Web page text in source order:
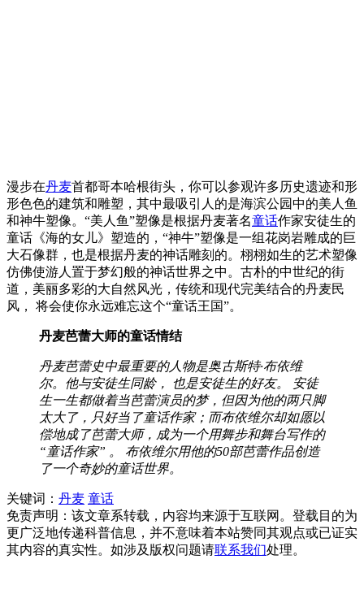
漫步在丹麦首都哥本哈根街头，你可以参观许多历史遗迹和形
形色色的建筑和雕塑，其中最吸引人的是海滨公园中的美人鱼
和神牛塑像。“美人鱼”塑像是根据丹麦著名童话作家安徒生的
童话《海的女儿》塑造的，“神牛”塑像是一组花岗岩雕成的巨
大石像群，也是根据丹麦的神话雕刻的。栩栩如生的艺术塑像
仿佛使游人置于梦幻般的神话世界之中。古朴的中世纪的街
道，美丽多彩的大自然风光，传统和现代完美结合的丹麦民
风， 将会使你永远难忘这个“童话王国”。
丹麦芭蕾大师的童话情结
丹麦芭蕾史中最重要的人物是奥古斯特·布依维
尔。他与安徒生同龄， 也是安徒生的好友。 安徒
生一生都做着当芭蕾演员的梦，但因为他的两只脚
太大了，只好当了童话作家；而布依维尔却如愿以
偿地成了芭蕾大师，成为一个用舞步和舞台写作的
“童话作家” 。 布依维尔用他的50部芭蕾作品创造
了一个奇妙的童话世界。
关键词： 丹麦 童话
免责声明：该文章系转载，内容均来源于互联网。登载目的为
更广泛地传递科普信息，并不意味着本站赞同其观点或已证实
其内容的真实性。如涉及版权问题请联系我们处理。